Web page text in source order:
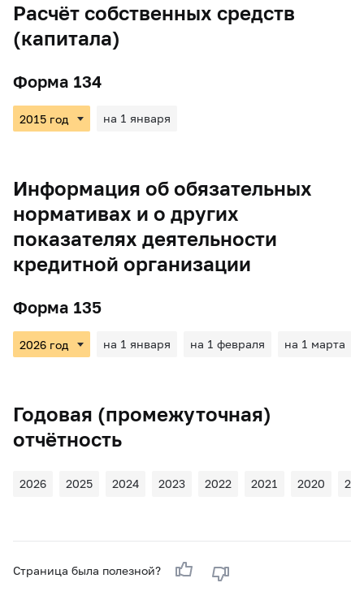
Расчёт собственных средств
(капитала)
Форма 134
на 1 января
Информация об обязательных
нормативах и о других
показателях деятельности
кредитной организации
Форма 135
на 1 января на 1 февраля на 1 марта
Годовая (промежуточная)
отчётность
2026 2025 2024 2023 2022 2021 2020
Страница была полезной?